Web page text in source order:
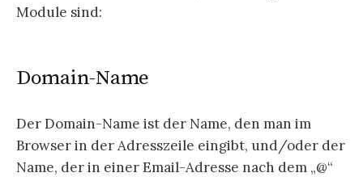
Module sind:
Domain-Name
Der Domain-Name ist der Name, den man im
Browser in der Adresszeile eingibt, und/oder der
Name, der in einer Email-Adresse nach dem „@“